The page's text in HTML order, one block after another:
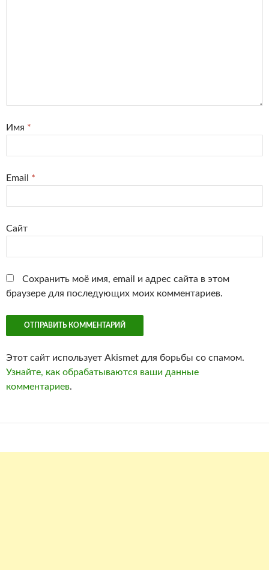
Имя *
Email *
Сайт
Сохранить моё имя, email и адрес сайта в этом
браузере для последующих моих комментариев.
Этот сайт использует Akismet для борьбы со спамом.
Узнайте, как обрабатываются ваши данные
комментариев.